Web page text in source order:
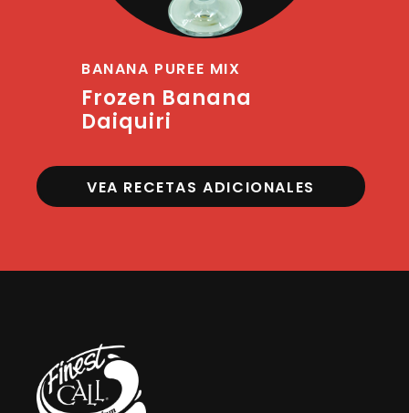
BANANA PUREE MIX
Frozen Banana
Daiquiri
VEA RECETAS ADICIONALES